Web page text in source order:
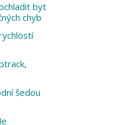
byt
chyb
šedou